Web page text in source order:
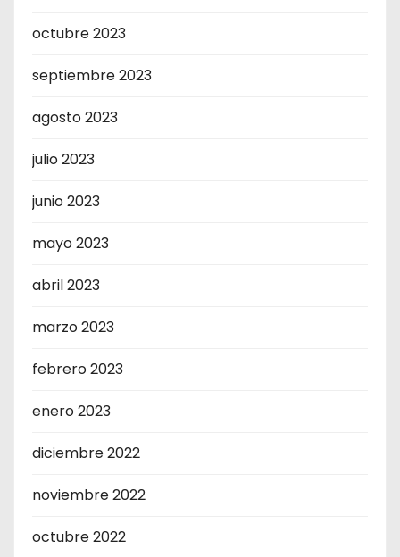
octubre 2023
septiembre 2023
agosto 2023
julio 2023
junio 2023
mayo 2023
abril 2023
marzo 2023
febrero 2023
enero 2023
diciembre 2022
noviembre 2022
octubre 2022